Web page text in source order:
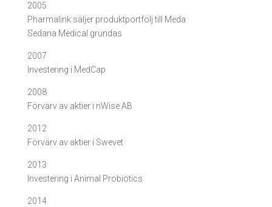
2005
Pharmalink säljer produktportfölj till Meda
Sedana Medical grundas
2007
Investering i MedCap
2008
Förvärv av aktier i nWise AB
2012
Förvärv av aktier i Swevet
2013
Investering i Animal Probiotics
2014